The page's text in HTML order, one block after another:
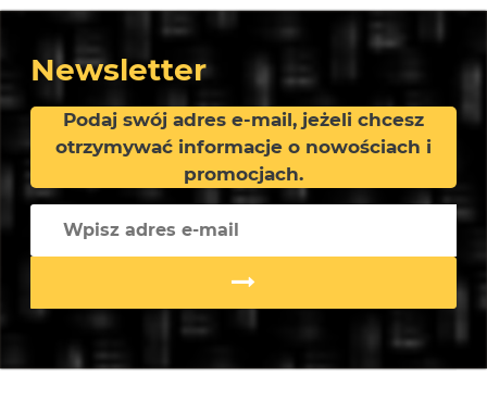
Newsletter
Podaj swój adres e-mail, jeżeli chcesz
otrzymywać informacje o nowościach i
promocjach.